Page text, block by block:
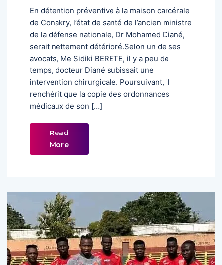
En détention préventive à la maison carcérale
de Conakry, l’état de santé de l’ancien ministre
de la défense nationale, Dr Mohamed Diané,
serait nettement détérioré.Selon un de ses
avocats, Me Sidiki BERETE, il y a peu de
temps, docteur Diané subissait une
intervention chirurgicale. Poursuivant, il
renchérit que la copie des ordonnances
médicaux de son […]
Read
More